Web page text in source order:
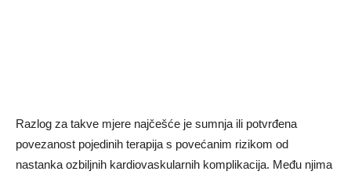
Razlog za takve mjere najčešće je sumnja ili potvrđena
povezanost pojedinih terapija s povećanim rizikom od
nastanka ozbiljnih kardiovaskularnih komplikacija. Među njima